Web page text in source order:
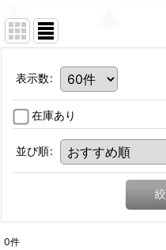
表示数:
在庫あり
並び順:
0件